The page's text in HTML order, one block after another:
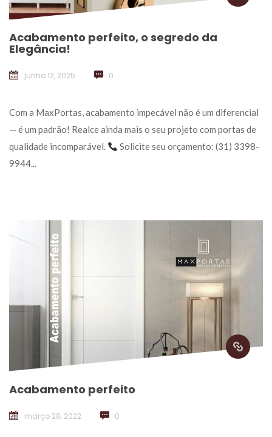
Acabamento perfeito, o segredo da
Elegância!
junho 12, 2025 0
Com a MaxPortas, acabamento impecável não é um diferencial
— é um padrão! Realce ainda mais o seu projeto com portas de
qualidade incomparável.
Solicite seu orçamento: (31) 3398-
9944...
Acabamento perfeito
março 28, 2022 0